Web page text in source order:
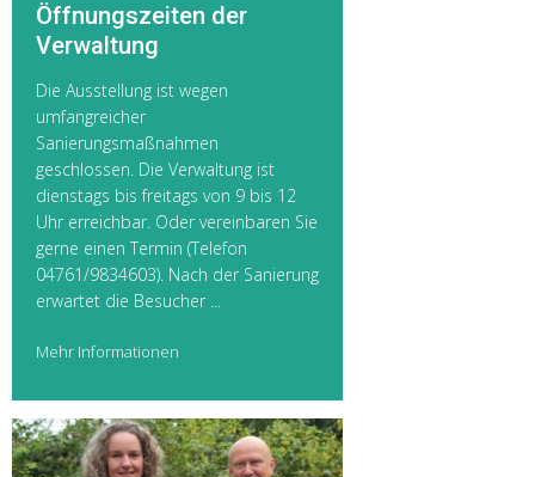
Öffnungszeiten der
Verwaltung
Die Ausstellung ist wegen
umfangreicher
Sanierungsmaßnahmen
geschlossen. Die Verwaltung ist
dienstags bis freitags von 9 bis 12
Uhr erreichbar. Oder vereinbaren Sie
gerne einen Termin (Telefon
04761/9834603). Nach der Sanierung
erwartet die Besucher ...
Mehr Informationen